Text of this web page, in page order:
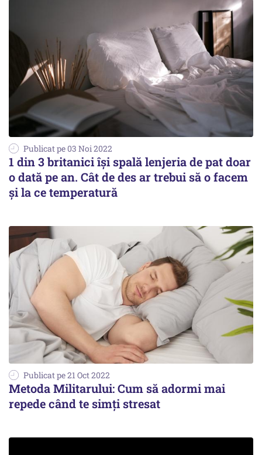
Publicat pe 03 Noi 2022
1 din 3 britanici își spală lenjeria de pat doar
o dată pe an. Cât de des ar trebui să o facem
și la ce temperatură
Publicat pe 21 Oct 2022
Metoda Militarului: Cum să adormi mai
repede când te simți stresat